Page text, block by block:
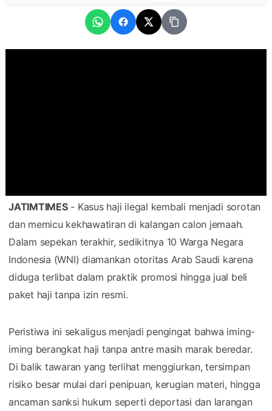
JATIMTIMES- Kasus haji ilegal kembali menjadi sorotan
dan memicu kekhawatiran di kalangan calon jemaah.
Dalam sepekan terakhir, sedikitnya 10 Warga Negara
Indonesia (WNI) diamankan otoritas Arab Saudi karena
diduga terlibat dalam praktik promosi hingga jual beli
paket haji tanpa izin resmi.
Peristiwa ini sekaligus menjadi pengingat bahwa iming-
iming berangkat haji tanpa antre masih marak beredar.
Di balik tawaran yang terlihat menggiurkan, tersimpan
risiko besar mulai dari penipuan, kerugian materi, hingga
ancaman sanksi hukum seperti deportasi dan larangan